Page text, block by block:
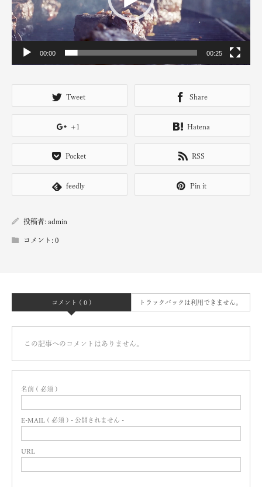
00:00 00:25
Tweet Share
+1 Hatena
Pocket RSS
feedly Pin it
投稿者: admin
コメント: 0
コメント ( 0 ) トラックバックは利用できません。
この記事へのコメントはありません。
名前 ( 必須 )
E-MAIL ( 必須 ) - 公開されません -
URL